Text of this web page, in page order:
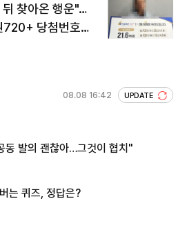
찾아온 행운"…
당첨번호조
08.08 16:42 UPDATE
동 발의 괜찮아…그것이 협치"
는 퀴즈, 정답은?